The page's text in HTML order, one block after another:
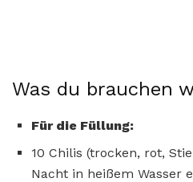
Was du brauchen
Für die Füllung:
10 Chilis (trocken, rot,
Nacht in heißem Wasser